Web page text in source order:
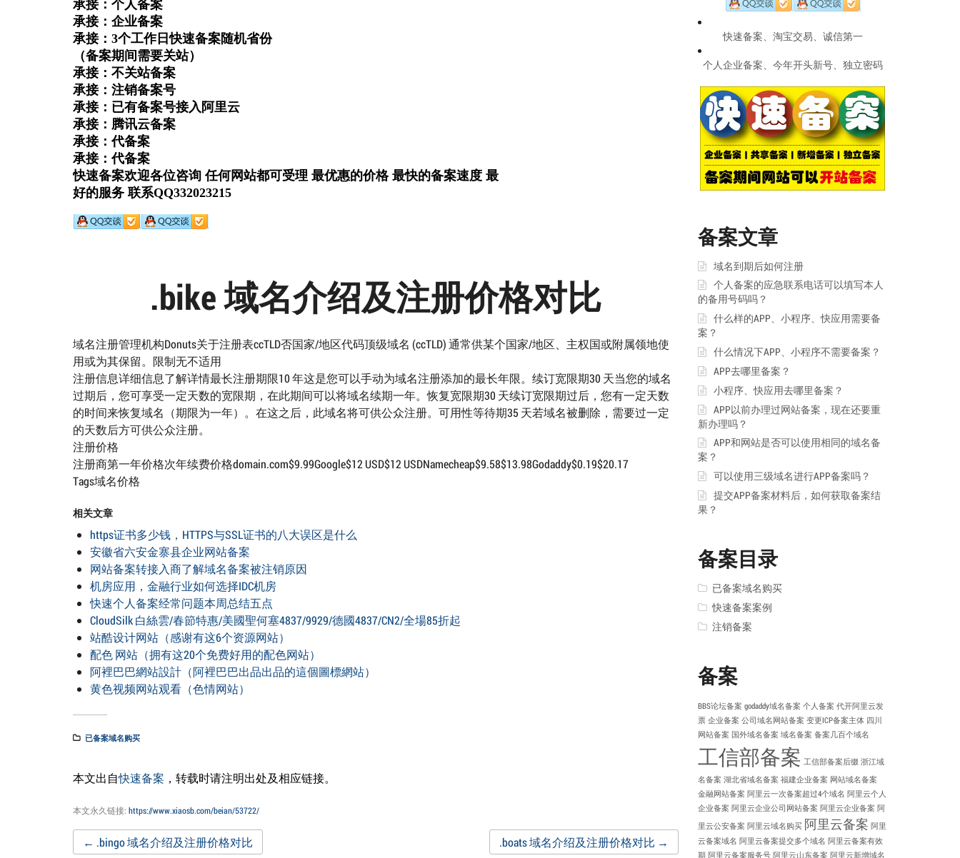
.bike 域名介绍及注册价格对比
域名注册管理机构Donuts关于注册表ccTLD否国家/地区代码顶级域名 (ccTLD) 通常供某个国家/地区、主权国或附属领地使
用或为其保留。限制无不适用
注册信息详细信息了解详情最长注册期限10 年这是您可以手动为域名注册添加的最长年限。续订宽限期30 天当您的域名
过期后，您可享受一定天数的宽限期，在此期间可以将域名续期一年。恢复宽限期30 天续订宽限期过后，您有一定天数
的时间来恢复域名（期限为一年）。在这之后，此域名将可供公众注册。可用性等待期35 天若域名被删除，需要过一定
的天数后方可供公众注册。
注册价格
注册商第一年价格次年续费价格domain.com$9.99Google$12 USD$12 USDNamecheap$9.58$13.98Godaddy$0.19$20.17
Tags域名价格
相关文章
https证书多少钱，HTTPS与SSL证书的八大误区是什么
安徽省六安金寨县企业网站备案
网站备案转接入商了解域名备案被注销原因
机房应用，金融行业如何选择IDC机房
快速个人备案经常问题本周总结五点
CloudSilk 白絲雲/春節特惠/美國聖何塞4837/9929/德國4837/CN2/全場85折起
站酷设计网站（感谢有这6个资源网站）
配色 网站（拥有这20个免费好用的配色网站）
阿裡巴巴網站設計（阿裡巴巴出品出品的這個圖標網站）
黄色视频网站观看（色情网站）
已备案域名购买
本文出自快速备案 ，转载时请注明出处及相应链接。
本文永久链接: https://www.xiaosb.com/beian/53722/
← .bingo 域名介绍及注册价格对比 .boats 域名介绍及注册价格对比 →
快速备案、淘宝交易、诚信第一
个人企业备案、今年开头新号、独立密码
备案文章
域名到期后如何注册
个人备案的应急联系电话可以填写本人
的备用号码吗？
什么样的APP、小程序、快应用需要备
案？
什么情况下APP、小程序不需要备案？
APP去哪里备案？
小程序、快应用去哪里备案？
APP以前办理过网站备案，现在还要重
新办理吗？
APP和网站是否可以使用相同的域名备
案？
可以使用三级域名进行APP备案吗？
提交APP备案材料后，如何获取备案结
果？
备案目录
已备案域名购买
快速备案案例
注销备案
备案
BBS论坛备案 godaddy域名备案 个人备案 代开阿里云发
票 企业备案 公司域名网站备案 变更ICP备案主体 四川
网站备案 国外域名备案 域名备案 备案几百个域名
工信部备案 工信部备案后缀 浙江域
名备案 湖北省域名备案 福建企业备案 网站域名备案
金融网站备案 阿里云一次备案超过4个域名 阿里云个人
企业备案 阿里云企业公司网站备案 阿里云企业备案 阿
里云公安备案 阿里云域名购买 阿里云备案 阿里
云备案域名 阿里云备案提交多个域名 阿里云备案有效
期 阿里云备案服务号 阿里云山东备案 阿里云新增域名